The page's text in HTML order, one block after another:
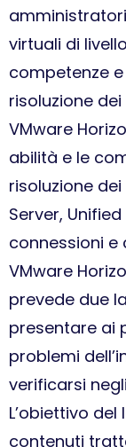
virtuali di
competenze
risoluzione
VMware
abilità e le
risoluzione
Server,
connessioni e
VMware
prevede due
presentare ai
problemi
verificarsi
L’obiettivo
contenuti